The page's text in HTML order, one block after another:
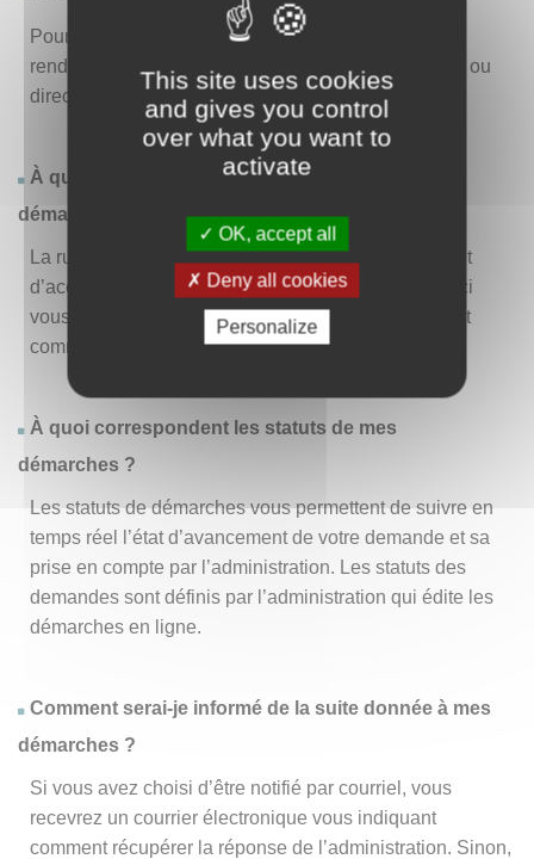
This site uses cookies
and gives you control
over what you want to
activate
OK, accept all
Deny all cookies
Personalize
Pour consulter la liste des démarches disponibles,
rendez-vous dans le menu « Liste des démarches » ou
directement en page d’accueil.
À quoi correspond la rubrique « Effectuer une
démarche » ?
La rubrique « Effectuer une démarche » vous permet
d’accéder à la liste des démarches disponibles. D’ici
vous pouvez choisir la démarche vous intéressant et
commencer à la remplir en un clic.
À quoi correspondent les statuts de mes
démarches ?
Les statuts de démarches vous permettent de suivre en
temps réel l’état d’avancement de votre demande et sa
prise en compte par l’administration. Les statuts des
demandes sont définis par l’administration qui édite les
démarches en ligne.
Comment serai-je informé de la suite donnée à mes
démarches ?
Si vous avez choisi d’être notifié par courriel, vous
recevrez un courrier électronique vous indiquant
comment récupérer la réponse de l’administration. Sinon,